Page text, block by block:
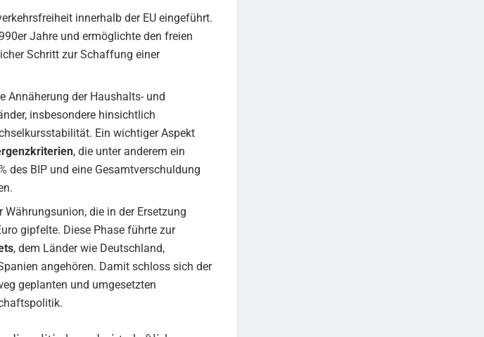
innerhalb der EU eingeführt.
Jahre und ermöglichte den freien
Schritt zur Schaffung einer
Annäherung der Haushalts- und
insbesondere hinsichtlich
Ein wichtiger Aspekt
, die unter anderem ein
des BIP und eine Gesamtverschuldung
die in der Ersetzung
gipfelte. Diese Phase führte zur
, dem Länder wie Deutschland,
angehören. Damit schloss sich der
geplanten und umgesetzten